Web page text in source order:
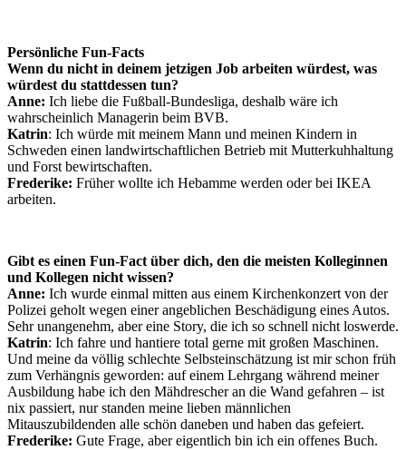
Persönliche Fun-Facts
Wenn du nicht in deinem jetzigen Job arbeiten würdest, was
würdest du stattdessen tun?
Anne: Ich liebe die Fußball-Bundesliga, deshalb wäre ich
wahrscheinlich Managerin beim BVB.
Katrin: Ich würde mit meinem Mann und meinen Kindern in
Schweden einen landwirtschaftlichen Betrieb mit Mutterkuhhaltung
und Forst bewirtschaften.
Frederike: Früher wollte ich Hebamme werden oder bei IKEA
arbeiten.
Gibt es einen Fun-Fact über dich, den die meisten Kolleginnen
und Kollegen nicht wissen?
Anne: Ich wurde einmal mitten aus einem Kirchenkonzert von der
Polizei geholt wegen einer angeblichen Beschädigung eines Autos.
Sehr unangenehm, aber eine Story, die ich so schnell nicht loswerde.
Katrin: Ich fahre und hantiere total gerne mit großen Maschinen.
Und meine da völlig schlechte Selbsteinschätzung ist mir schon früh
zum Verhängnis geworden: auf einem Lehrgang während meiner
Ausbildung habe ich den Mähdrescher an die Wand gefahren – ist
nix passiert, nur standen meine lieben männlichen
Mitauszubildenden alle schön daneben und haben das gefeiert.
Frederike: Gute Frage, aber eigentlich bin ich ein offenes Buch.